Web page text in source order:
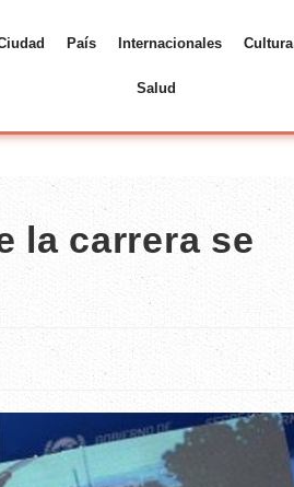
País Internacionales Cultura
Salud
la carrera se